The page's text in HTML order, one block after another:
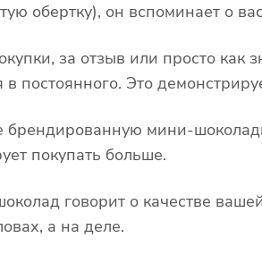
обертку), он вспоминает о
за отзыв или просто как
постоянного. Это
брендированную мини-
покупать больше.
говорит о качестве
а на деле.